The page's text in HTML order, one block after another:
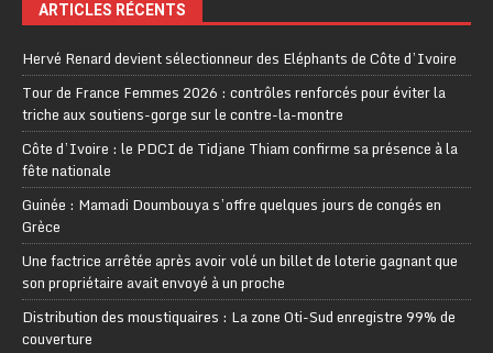
ARTICLES RÉCENTS
Hervé Renard devient sélectionneur des Eléphants de Côte d’Ivoire
Tour de France Femmes 2026 : contrôles renforcés pour éviter la
triche aux soutiens-gorge sur le contre-la-montre
Côte d’Ivoire : le PDCI de Tidjane Thiam confirme sa présence à la
fête nationale
Guinée : Mamadi Doumbouya s’offre quelques jours de congés en
Grèce
Une factrice arrêtée après avoir volé un billet de loterie gagnant que
son propriétaire avait envoyé à un proche
Distribution des moustiquaires : La zone Oti-Sud enregistre 99% de
couverture